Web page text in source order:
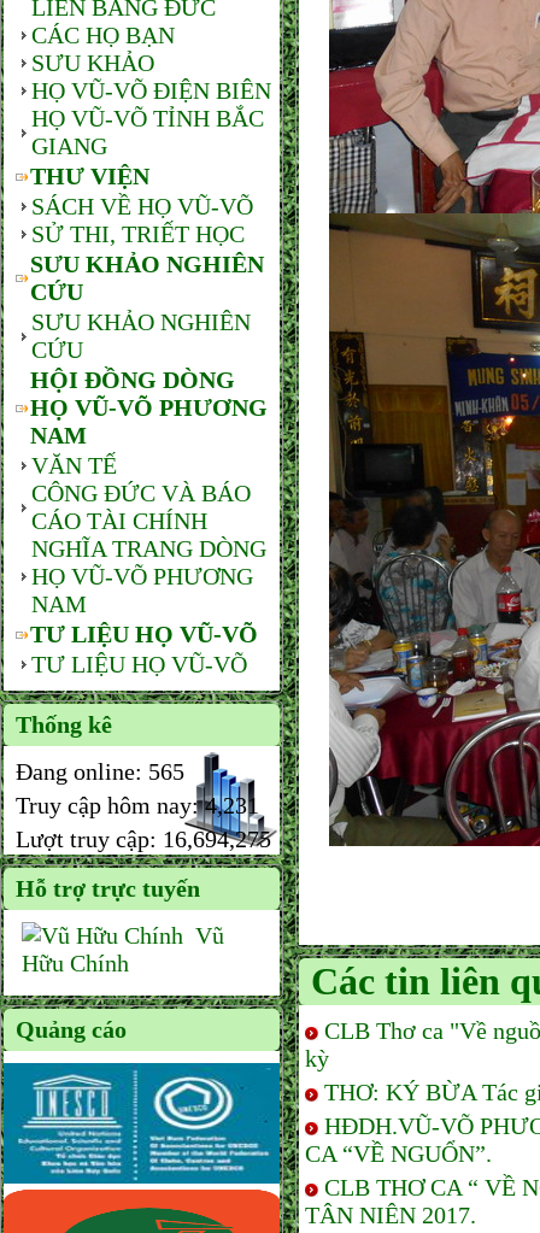
LIÊN BANG ĐỨC
CÁC HỌ BẠN
SƯU KHẢO
HỌ VŨ-VÕ ĐIỆN BIÊN
HỌ VŨ-VÕ TỈNH BẮC
GIANG
THƯ VIỆN
SÁCH VỀ HỌ VŨ-VÕ
SỬ THI, TRIẾT HỌC
SƯU KHẢO NGHIÊN
CỨU
SƯU KHẢO NGHIÊN
CỨU
HỘI ĐỒNG DÒNG
HỌ VŨ-VÕ PHƯƠNG
NAM
VĂN TẾ
CÔNG ĐỨC VÀ BÁO
CÁO TÀI CHÍNH
NGHĨA TRANG DÒNG
HỌ VŨ-VÕ PHƯƠNG
NAM
TƯ LIỆU HỌ VŨ-VÕ
TƯ LIỆU HỌ VŨ-VÕ
Thống kê
Đang online: 565
Truy cập hôm nay:4,231
Lượt truy cập: 16,694,275
Hỗ trợ trực tuyến
Vũ
Hữu Chính
Quảng cáo
Các tin liên
CLB Thơ ca "Về
kỳ
THƠ: KÝ BỪA Tác
HĐDH.VŨ-VÕ
CA “VỀ NGUỔN”.
CLB THƠ CA “ VỀ
TÂN NIÊN 2017.